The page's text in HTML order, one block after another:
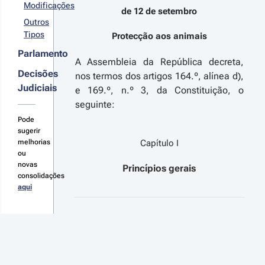
pelo
82, de 23
setembro,
maus
de
e
92/95, de
de
aos
os
07-31
2002 -
Série
à
n.º 12-
de 8
como
os
detalhes
Modificações
Outros
Tipos
Parlamento
Decisões
Judiciais
Pode
sugerir
melhorias
ou
novas
consolidações
aqui
de 12 de setembro
Protecção aos animais
A Assembleia da República decreta,
nos termos dos artigos 164.º, alínea d),
e 169.º, n.º 3, da Constituição, o
seguinte:
Capítulo I
Princípios gerais